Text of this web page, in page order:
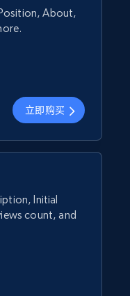
About,
立即购买
Initial
count, and